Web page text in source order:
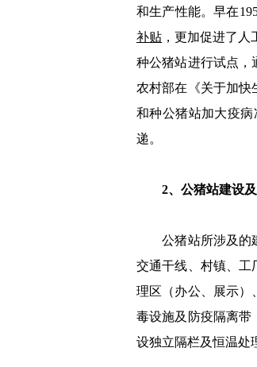
和生产性能。早在
补贴 ，更加促进了人
种公猪站进行试点，
农村部在《关于加快
和种公猪站加大疫
递。
2、公猪站建设及
公猪站所涉及的
交通干线、村镇、工
理区（办公、展示）
毒设施及防疫隔离带
设独立隔栏及恒温处